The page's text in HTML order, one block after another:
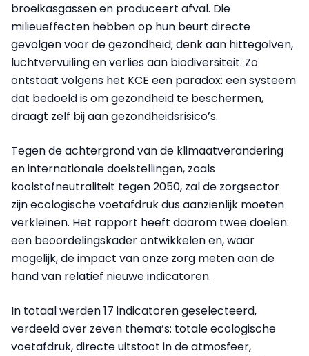
broeikasgassen en produceert afval. Die
milieueffecten hebben op hun beurt directe
gevolgen voor de gezondheid; denk aan hittegolven,
luchtvervuiling en verlies aan biodiversiteit. Zo
ontstaat volgens het KCE een paradox: een systeem
dat bedoeld is om gezondheid te beschermen,
draagt zelf bij aan gezondheidsrisico’s.
Tegen de achtergrond van de klimaatverandering
en internationale doelstellingen, zoals
koolstofneutraliteit tegen 2050, zal de zorgsector
zijn ecologische voetafdruk dus aanzienlijk moeten
verkleinen. Het rapport heeft daarom twee doelen:
een beoordelingskader ontwikkelen en, waar
mogelijk, de impact van onze zorg meten aan de
hand van relatief nieuwe indicatoren.
In totaal werden 17 indicatoren geselecteerd,
verdeeld over zeven thema’s: totale ecologische
voetafdruk, directe uitstoot in de atmosfeer,